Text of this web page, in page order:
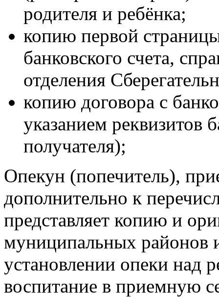
родителя и ребёнка;
копию первой
банковского счета,
отделения
копию договора с
указанием реквизитов
получателя);
Опекун (попечитель),
дополнительно к
представляет копию и
муниципальных районов
установлении опеки над
воспитание в приемную